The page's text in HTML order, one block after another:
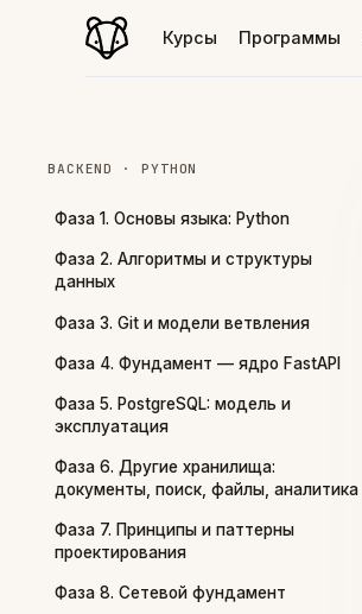
Курсы Программы
BACKEND · PYTHON
Фаза 1. Основы языка: Python
Фаза 2. Алгоритмы и структуры
данных
Фаза 3. Git и модели ветвления
Фаза 4. Фундамент — ядро FastAPI
Фаза 5. PostgreSQL: модель и
эксплуатация
Фаза 6. Другие хранилища:
документы, поиск, файлы, аналитика
Фаза 7. Принципы и паттерны
проектирования
Фаза 8. Сетевой фундамент